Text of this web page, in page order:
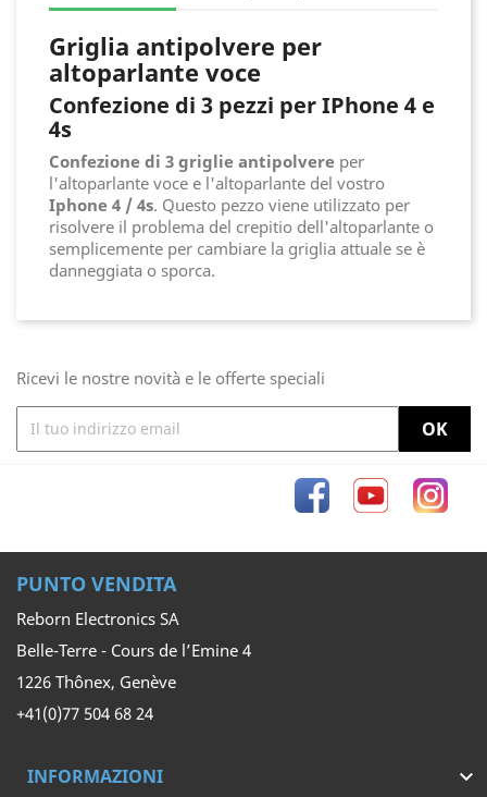
Griglia antipolvere per
altoparlante voce
Confezione di 3 pezzi per IPhone 4 e
4s
Confezione di 3 griglie antipolvere per
l'altoparlante voce e l'altoparlante del vostro
Iphone 4 / 4s. Questo pezzo viene utilizzato per
risolvere il problema del crepitio dell'altoparlante o
semplicemente per cambiare la griglia attuale se è
danneggiata o sporca.
Ricevi le nostre novità e le offerte speciali
FacebookYouTube
PUNTO VENDITA
Reborn Electronics SA
Belle-Terre - Cours de l’Emine 4
1226 Thônex, Genève
+41(0)77 504 68 24
INFORMAZIONI 